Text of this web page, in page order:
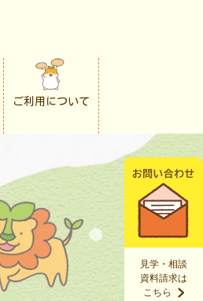
ご利用について
見学・相談
資料請求は
こちら